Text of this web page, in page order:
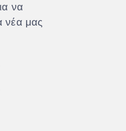
να
νέα μας